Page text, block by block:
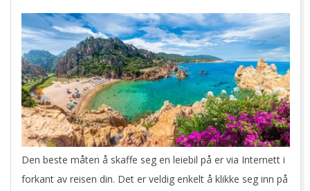
Den beste måten å skaffe seg en leiebil på er via Internett i
forkant av reisen din. Det er veldig enkelt å klikke seg inn på